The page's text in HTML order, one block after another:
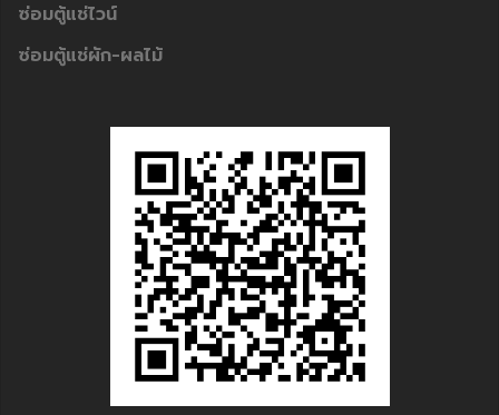
ซ่อมตู้แช่ไวน์
ซ่อมตู้แช่ผัก-ผลไม้